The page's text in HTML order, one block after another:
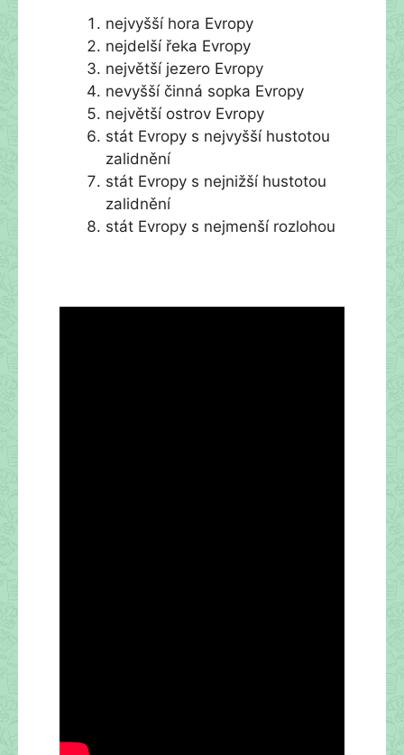
nejvyšší hora Evropy
nejdelší řeka Evropy
největší jezero Evropy
nevyšší činná sopka Evropy
největší ostrov Evropy
stát Evropy s nejvyšší hustotou
zalidnění
stát Evropy s nejnižší hustotou
zalidnění
stát Evropy s nejmenší rozlohou